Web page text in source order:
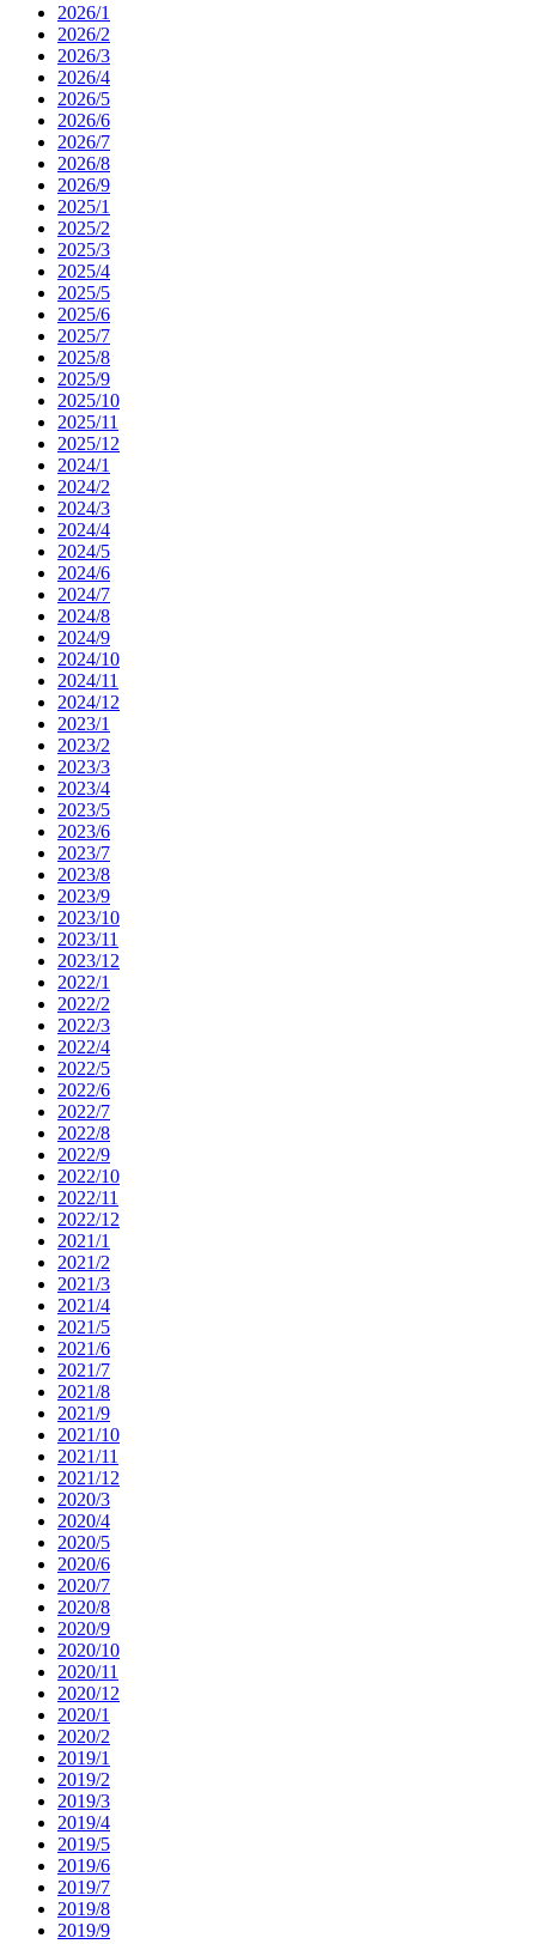
2026/1
2026/2
2026/3
2026/4
2026/5
2026/6
2026/7
2026/8
2026/9
2025/1
2025/2
2025/3
2025/4
2025/5
2025/6
2025/7
2025/8
2025/9
2025/10
2025/11
2025/12
2024/1
2024/2
2024/3
2024/4
2024/5
2024/6
2024/7
2024/8
2024/9
2024/10
2024/11
2024/12
2023/1
2023/2
2023/3
2023/4
2023/5
2023/6
2023/7
2023/8
2023/9
2023/10
2023/11
2023/12
2022/1
2022/2
2022/3
2022/4
2022/5
2022/6
2022/7
2022/8
2022/9
2022/10
2022/11
2022/12
2021/1
2021/2
2021/3
2021/4
2021/5
2021/6
2021/7
2021/8
2021/9
2021/10
2021/11
2021/12
2020/3
2020/4
2020/5
2020/6
2020/7
2020/8
2020/9
2020/10
2020/11
2020/12
2020/1
2020/2
2019/1
2019/2
2019/3
2019/4
2019/5
2019/6
2019/7
2019/8
2019/9